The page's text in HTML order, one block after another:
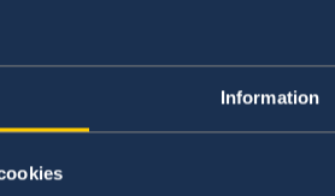
Information